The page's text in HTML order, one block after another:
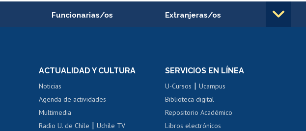
Funcionarias/os
Portal de movilidad interna
Certificado de renta
Certificado de renta
Extranjeras/os
Cursos de español
ACTUALIDAD Y CULTURA
Noticias
Agenda de actividades
Multimedia
Radio U. de Chile |Uchile TV
SERVICIOS EN LÍNEA
U-Cursos |Ucampus
Biblioteca digital
Repositorio Académico
Libros electrónicos